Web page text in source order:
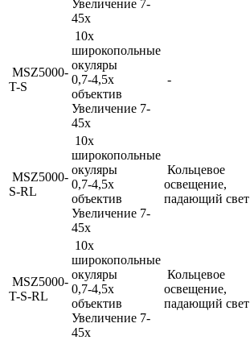
Увеличение 7-
45x
MSZ5000-
T-S
10x
широкопольные
окуляры
0,7-4,5x
объектив
Увеличение 7-
45x
-
MSZ5000-
S-RL
10x
широкопольные
окуляры
0,7-4,5x
объектив
Увеличение 7-
45x
Кольцевое
освещение,
падающий свет
MSZ5000-
T-S-RL
10x
широкопольные
окуляры
0,7-4,5x
объектив
Увеличение 7-
45x
Кольцевое
освещение,
падающий свет